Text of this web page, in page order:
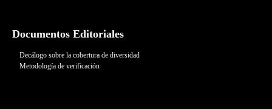
Documentos Editoriales
Decálogo sobre la cobertura de diversidad
Metodología de verificación